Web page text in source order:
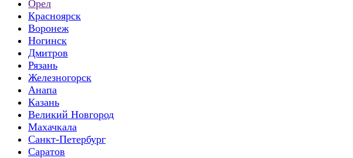
Орел
Красноярск
Воронеж
Ногинск
Дмитров
Рязань
Железногорск
Анапа
Казань
Великий Новгород
Махачкала
Санкт-Петербург
Саратов